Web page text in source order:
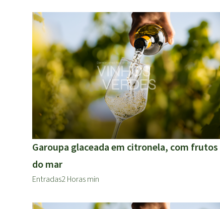
Garoupa glaceada em citronela, com frutos
do mar
Entradas2 Horas min